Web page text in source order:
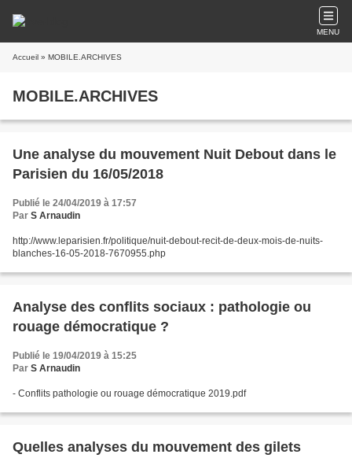
MENU
Accueil » MOBILE.ARCHIVES
MOBILE.ARCHIVES
Une analyse du mouvement Nuit Debout dans le
Parisien du 16/05/2018
Publié le 24/04/2019 à 17:57
Par S Arnaudin
http://www.leparisien.fr/politique/nuit-debout-recit-de-deux-mois-de-nuits-
blanches-16-05-2018-7670955.php
Analyse des conflits sociaux : pathologie ou
rouage démocratique ?
Publié le 19/04/2019 à 15:25
Par S Arnaudin
- Conflits pathologie ou rouage démocratique 2019.pdf
Quelles analyses du mouvement des gilets